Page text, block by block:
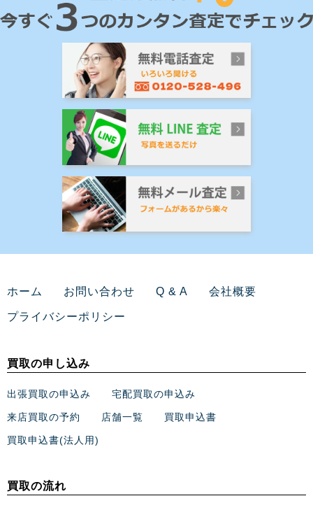
ホーム お問い合わせ Q & A 会社概要
プライバシーポリシー
買取の申し込み
出張買取の申込み 宅配買取の申込み
来店買取の予約 店舗一覧 買取申込書
買取申込書(法人用)
買取の流れ